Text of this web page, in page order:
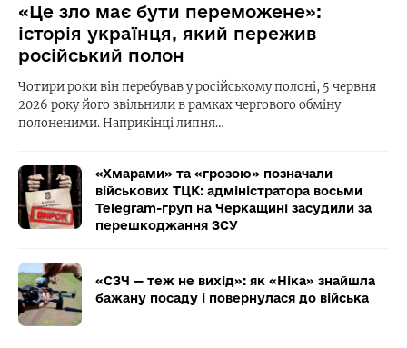
«Це зло має бути переможене»:
історія українця, який пережив
російський полон
Чотири роки він перебував у російському полоні, 5 червня
2026 року його звільнили в рамках чергового обміну
полоненими. Наприкінці липня…
«Хмарами» та «грозою» позначали
військових ТЦК: адміністратора восьми
Telegram-груп на Черкащині засудили за
перешкоджання ЗСУ
«СЗЧ — теж не вихід»: як «Ніка» знайшла
бажану посаду і повернулася до війська